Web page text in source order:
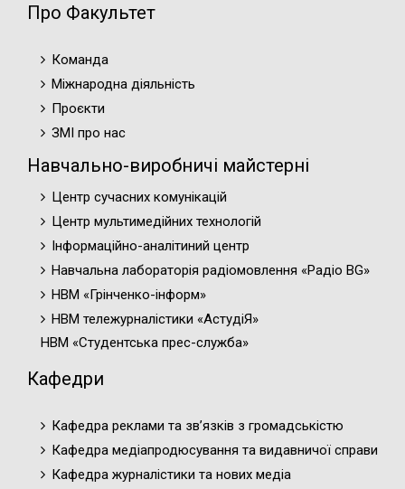
Про Факультет
Команда
Міжнародна діяльність
Проєкти
ЗМІ про нас
Навчально-виробничі майстерні
Центр сучасних комунікацій
Центр мультимедійних технологій
Інформаційно-аналітиний центр
Навчальна лабораторія радіомовлення «Радіо BG»
НВМ «Грінченко-інформ»
НВМ тележурналістики «АстудіЯ»
НВМ «Студентська прес-служба»
Кафедри
Кафедра реклами та зв’язків з громадськістю
Кафедра медіапродюсування та видавничої справи
Кафедра журналістики та нових медіа